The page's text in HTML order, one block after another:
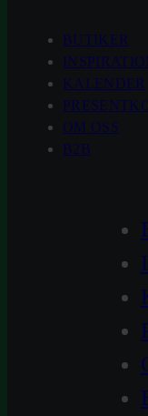
BUTIKER
KALENDER
OM OSS
B2B